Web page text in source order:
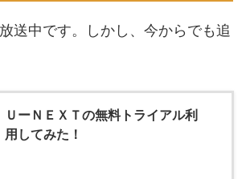
送中です。しかし、今からでも追
ＵーＮＥＸＴの無料トライアル利
用してみた！